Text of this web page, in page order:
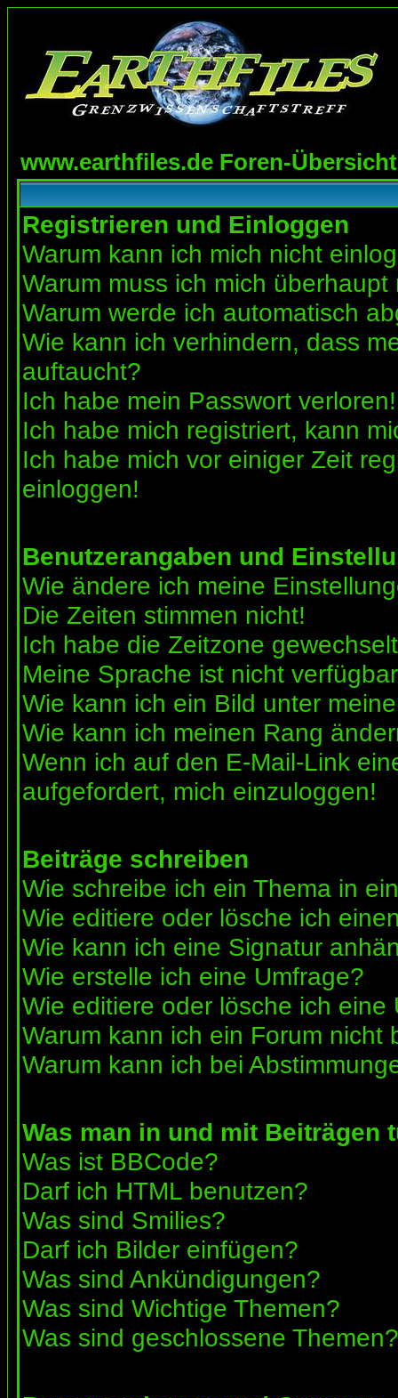
www.earthfiles.de Foren-Übersicht
Registrieren und Einloggen
Warum kann ich mich nicht
Warum muss ich mich überhaupt
Warum werde ich automatisch
Wie kann ich verhindern, dass
auftaucht?
Ich habe mein Passwort verloren!
Ich habe mich registriert, kann
Ich habe mich vor einiger Zeit
einloggen!
Benutzerangaben und
Wie ändere ich meine
Die Zeiten stimmen nicht!
Ich habe die Zeitzone
Meine Sprache ist nicht
Wie kann ich ein Bild unter
Wie kann ich meinen Rang
Wenn ich auf den E-Mail-Link
aufgefordert, mich einzuloggen!
Beiträge schreiben
Wie schreibe ich ein Thema in
Wie editiere oder lösche ich
Wie kann ich eine Signatur
Wie erstelle ich eine Umfrage?
Wie editiere oder lösche ich eine
Warum kann ich ein Forum nicht
Warum kann ich bei
Was man in und mit Beiträgen
Was ist BBCode?
Darf ich HTML benutzen?
Was sind Smilies?
Darf ich Bilder einfügen?
Was sind Ankündigungen?
Was sind Wichtige Themen?
Was sind geschlossene Themen?